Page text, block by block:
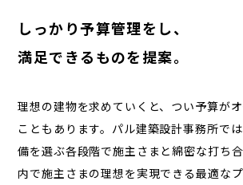
しっかり予算管理をし、
満足できるものを提案。
理想の建物を求めていくと、つい予算が
こともあります。パル建築設計事務所で
備を選ぶ各段階で施主さまと綿密な打ち
内で施主さまの理想を実現できる最適な